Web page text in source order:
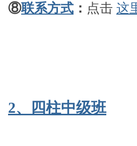
⑧联系方式 ： 点击 这
2、四柱中级班